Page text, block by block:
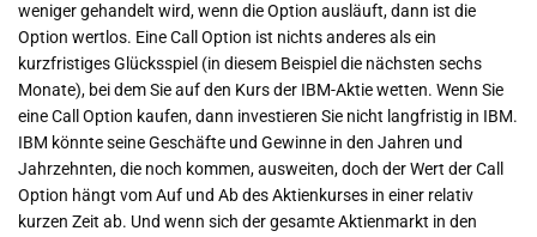
weniger gehandelt wird, wenn die Option ausläuft, dann ist die
Option wertlos. Eine Call Option ist nichts anderes als ein
kurzfristiges Glücksspiel (in diesem Beispiel die nächsten sechs
Monate), bei dem Sie auf den Kurs der IBM-Aktie wetten. Wenn Sie
eine Call Option kaufen, dann investieren Sie nicht langfristig in IBM.
IBM könnte seine Geschäfte und Gewinne in den Jahren und
Jahrzehnten, die noch kommen, ausweiten, doch der Wert der Call
Option hängt vom Auf und Ab des Aktienkurses in einer relativ
kurzen Zeit ab. Und wenn sich der gesamte Aktienmarkt in den